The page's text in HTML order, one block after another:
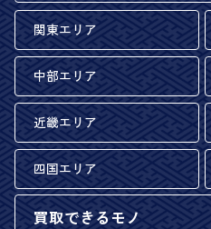
関東エリア
中部エリア
近畿エリア
四国エリア
買取できるモノ